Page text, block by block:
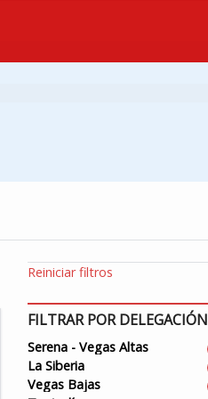
Reiniciar filtros
FILTRAR POR DELEGACIÓN